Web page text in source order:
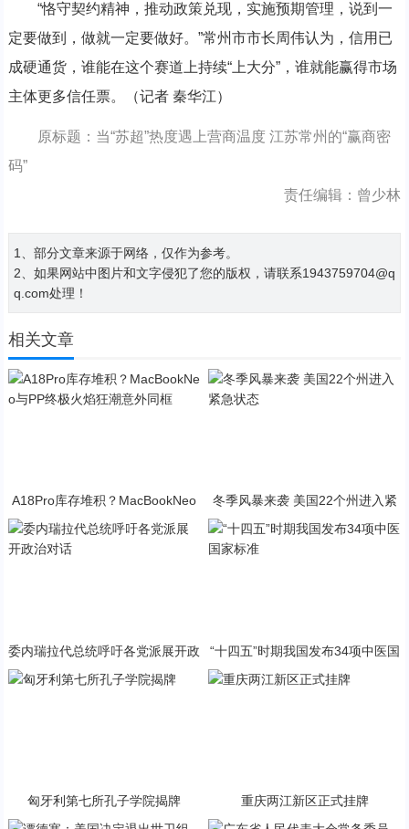
“恪守契约精神，推动政策兑现，实施预期管理，说到一
定要做到，做就一定要做好。”常州市市长周伟认为，信用已
成硬通货，谁能在这个赛道上持续“上大分”，谁就能赢得市场
主体更多信任票。（记者 秦华江）
原标题：当“苏超”热度遇上营商温度 江苏常州的“赢商密
码”
责任编辑：曾少林
1、部分文章来源于网络，仅作为参考。
2、如果网站中图片和文字侵犯了您的版权，请联系1943759704@q
q.com处理！
相关文章
A18Pro库存堆积？MacBookNeo
与PP终极火焰狂潮意外同框
冬季风暴来袭 美国22个州进入紧
急状态
委内瑞拉代总统呼吁各党派展开政
“十四五”时期我国发布34项中医国
匈牙利第七所孔子学院揭牌 重庆两江新区正式挂牌